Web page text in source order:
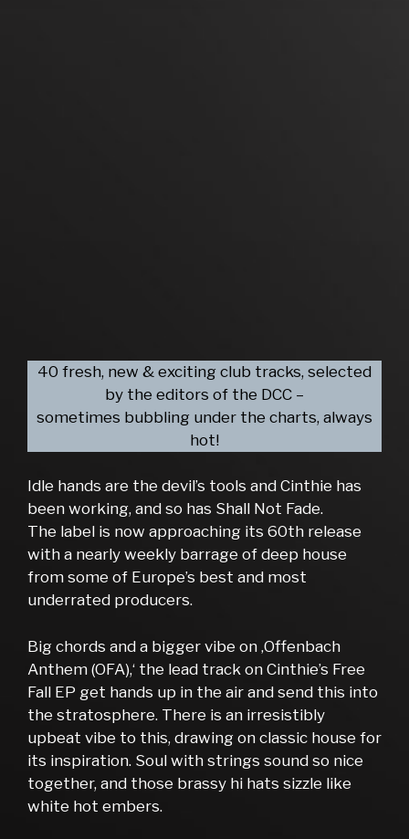
40 fresh, new & exciting club tracks, selected
by the editors of the DCC –
sometimes bubbling under the charts, always
hot!
Idle hands are the devil’s tools and Cinthie has
been working, and so has Shall Not Fade.
The label is now approaching its 60th release
with a nearly weekly barrage of deep house
from some of Europe’s best and most
underrated producers.
Big chords and a bigger vibe on ‚Offenbach
Anthem (OFA),‘ the lead track on Cinthie’s Free
Fall EP get hands up in the air and send this into
the stratosphere. There is an irresistibly
upbeat vibe to this, drawing on classic house for
its inspiration. Soul with strings sound so nice
together, and those brassy hi hats sizzle like
white hot embers.